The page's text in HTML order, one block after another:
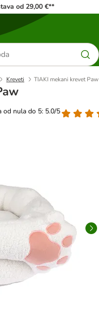
od 29,00 €**
Kreveti TIAKI mekani krevet Paw
od nula do 5: 5.0/5